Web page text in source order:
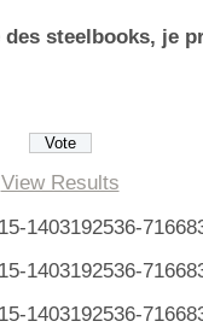
steelbooks, je
View Results